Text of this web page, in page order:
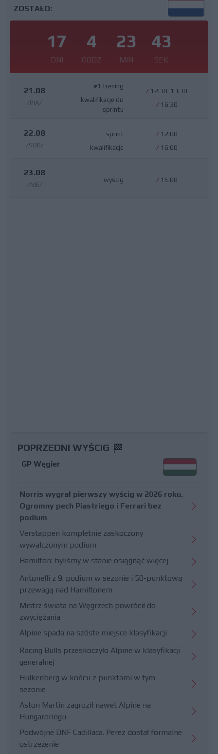
ZOSTAŁO:
17
DNI
4
GODZ
23
MIN
42
SEK
21.08
/PIĄ/
#1 trening
kwalifikacje do
sprintu
/ 12:30-13:30
/ 16:30
22.08
/SOB/
sprint
kwalifikacje
/ 12:00
/ 16:00
23.08
/NIE/
wyścig / 15:00
POPRZEDNI WYŚCIG
GP Węgier
Norris wygrał pierwszy wyścig w 2026 roku.
Ogromny pech Piastriego i Ferrari bez
podium
Verstappen kompletnie zaskoczony
wywalczonym podium
Hamilton: byliśmy w stanie osiągnąć więcej
Antonelli z 9. podium w sezonie i 50-punktową
przewagą nad Hamiltonem
Mistrz świata na Węgrzech powrócił do
zwyciężania
Alpine spada na szóste miejsce klasyfikacji
Racing Bulls przeskoczyło Alpine w klasyfikacji
generalnej
Hulkenberg w końcu z punktami w tym
sezonie
Aston Martin zagroził nawet Alpine na
Hungaroringu
Podwójne DNF Cadillaca. Perez dostał formalne
ostrzeżenie